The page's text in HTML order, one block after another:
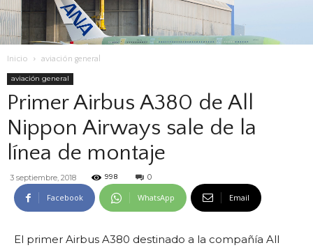
Inicio aviación general
aviación general
Primer Airbus A380 de All
Nippon Airways sale de la
línea de montaje
3 septiembre, 2018 998 0
Facebook WhatsApp Email
El primer Airbus A380 destinado a la compañía All